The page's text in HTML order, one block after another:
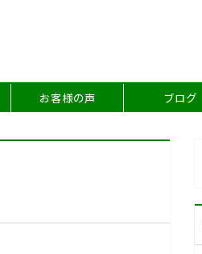
お客様の声 ブログ